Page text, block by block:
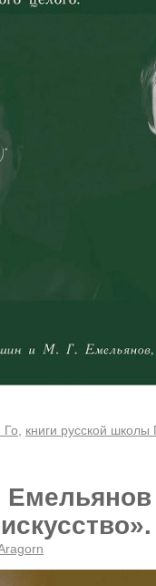
Го книги русской школы